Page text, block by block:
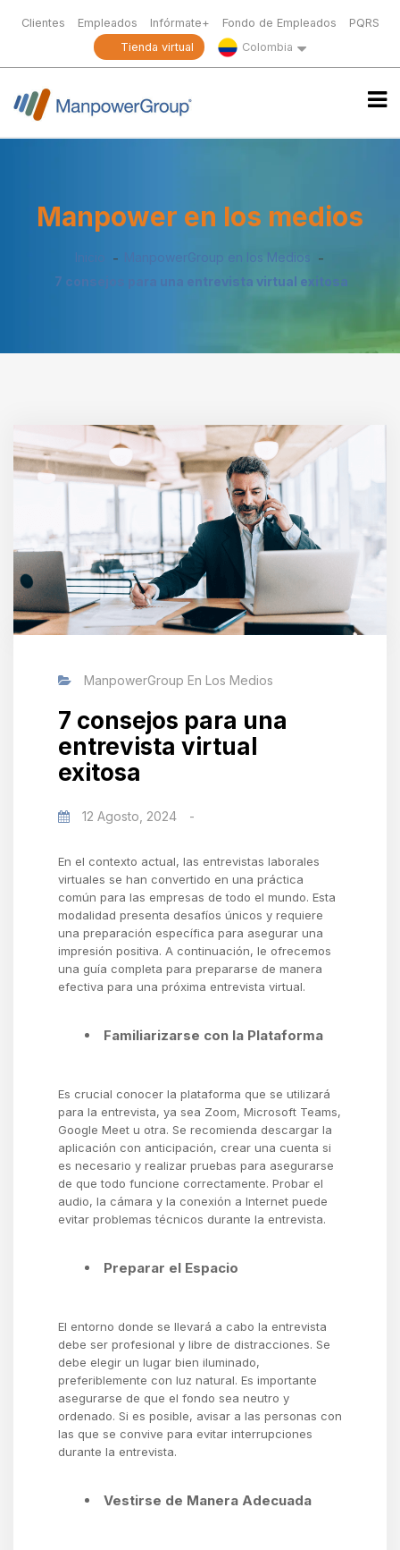
Clientes Empleados Infórmate+ Fondo de Empleados
PQRS
Tienda virtual
Colombia
Manpower en los medios
Inicio
ManpowerGroup en los Medios
7 consejos para una entrevista virtual exitosa
ManpowerGroup En Los Medios
7 consejos para una
entrevista virtual
exitosa
12 Agosto, 2024 -
En el contexto actual, las entrevistas laborales
virtuales se han convertido en una práctica
común para las empresas de todo el mundo. Esta
modalidad presenta desafíos únicos y requiere
una preparación específica para asegurar una
impresión positiva. A continuación, le ofrecemos
una guía completa para prepararse de manera
efectiva para una próxima entrevista virtual.
Familiarizarse con la Plataforma
Es crucial conocer la plataforma que se utilizará
para la entrevista, ya sea Zoom, Microsoft Teams,
Google Meet u otra. Se recomienda descargar la
aplicación con anticipación, crear una cuenta si
es necesario y realizar pruebas para asegurarse
de que todo funcione correctamente. Probar el
audio, la cámara y la conexión a Internet puede
evitar problemas técnicos durante la entrevista.
Preparar el Espacio
El entorno donde se llevará a cabo la entrevista
debe ser profesional y libre de distracciones. Se
debe elegir un lugar bien iluminado,
preferiblemente con luz natural. Es importante
asegurarse de que el fondo sea neutro y
ordenado. Si es posible, avisar a las personas con
las que se convive para evitar interrupciones
durante la entrevista.
Vestirse de Manera Adecuada